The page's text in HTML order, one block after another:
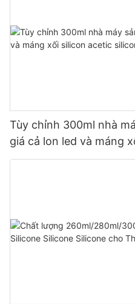
Tùy chỉnh 300ml nhà
giá cả lon led và máng